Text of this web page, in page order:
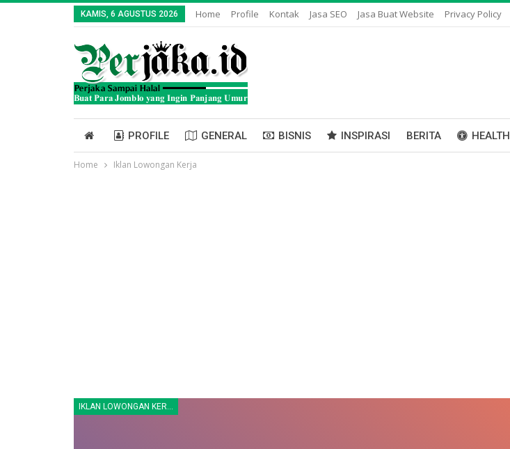
KAMIS, 6 AGUSTUS 2026 Home Profile Kontak Jasa SEO Jasa Buat Website Privacy Policy
PROFILE GENERAL BISNIS INSPIRASI BERITA HEALTH
Home Iklan Lowongan Kerja
IKLAN LOWONGAN KERJA